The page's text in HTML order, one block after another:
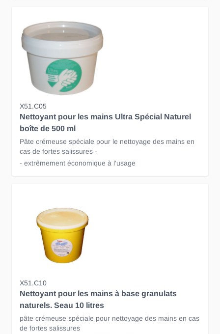
X51.C05
Nettoyant pour les mains Ultra Spécial Naturel
boîte de 500 ml
Pâte crémeuse spéciale pour le nettoyage des mains en
cas de fortes salissures -
- extrêmement économique à l'usage
X51.C10
Nettoyant pour les mains à base granulats
naturels. Seau 10 litres
pâte crémeuse spéciale pour nettoyage des mains en cas
de fortes salissures